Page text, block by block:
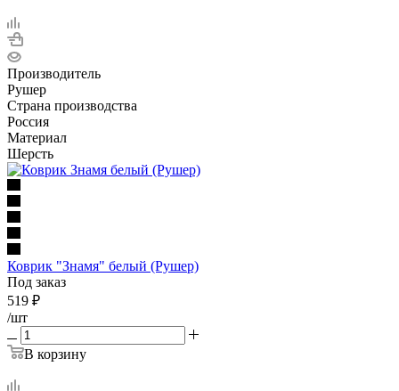
Производитель
Рушер
Страна производства
Россия
Материал
Шерсть
Коврик "Знамя" белый (Рушер)
Под заказ
519 ₽
/шт
В корзину